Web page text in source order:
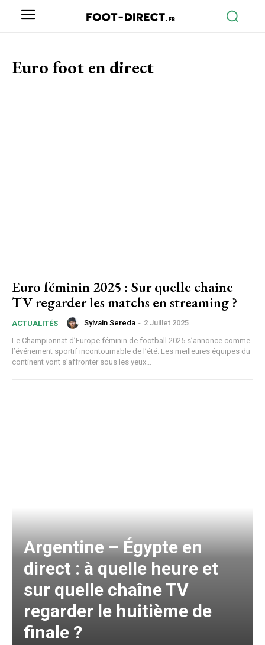
Euro foot en direct
Euro féminin 2025 : Sur quelle chaine
TV regarder les matchs en streaming ?
ACTUALITÉS Sylvain Sereda - 2 Juillet 2025
Le Championnat d’Europe féminin de football 2025 s’annonce comme
l’événement sportif incontournable de l’été. Les meilleures équipes du
continent vont s’affronter sous les yeux...
Argentine – Égypte en
direct : à quelle heure et
sur quelle chaîne TV
regarder le huitième de
finale ?